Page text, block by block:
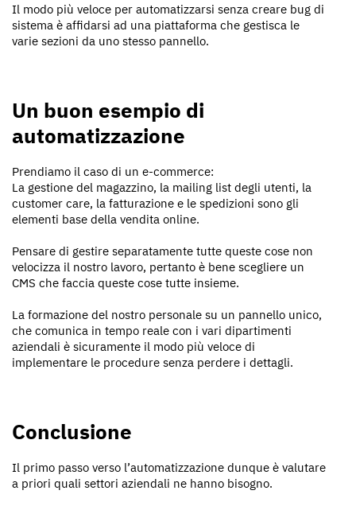
Il modo più veloce per automatizzarsi senza creare bug di
sistema è affidarsi ad una piattaforma che gestisca le
varie sezioni da uno stesso pannello.
Un buon esempio di
automatizzazione
Prendiamo il caso di un e-commerce:
La gestione del magazzino, la mailing list degli utenti, la
customer care, la fatturazione e le spedizioni sono gli
elementi base della vendita online.
Pensare di gestire separatamente tutte queste cose non
velocizza il nostro lavoro, pertanto è bene scegliere un
CMS che faccia queste cose tutte insieme.
La formazione del nostro personale su un pannello unico,
che comunica in tempo reale con i vari dipartimenti
aziendali è sicuramente il modo più veloce di
implementare le procedure senza perdere i dettagli.
Conclusione
Il primo passo verso l’automatizzazione dunque è valutare
a priori quali settori aziendali ne hanno bisogno.